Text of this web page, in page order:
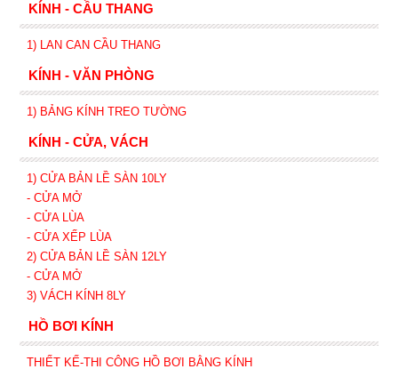
KÍNH - CẦU THANG
1) LAN CAN CẦU THANG
KÍNH - VĂN PHÒNG
1) BẢNG KÍNH TREO TƯỜNG
KÍNH - CỬA, VÁCH
1) CỬA BẢN LỀ SÀN 10LY
- CỬA MỞ
- CỬA LÙA
- CỬA XẾP LÙA
2) CỬA BẢN LỀ SÀN 12LY
- CỬA MỞ
3) VÁCH KÍNH 8LY
HỒ BƠI KÍNH
THIẾT KẾ-THI CÔNG HỒ BƠI BẰNG KÍNH